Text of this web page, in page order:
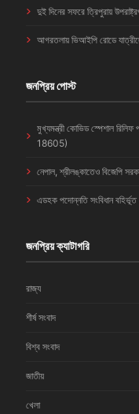
দুই দিনের সফরে ত্রিপুরায়
আগরতলায় ভিআইপি রোডে
জনপ্রিয় পোস্ট
মুখ্যমন্ত্রী কোভিড স্পেশাল রিলিফ
18605)
নেপাল, শ্রীলঙ্কাতেও বিজেপি
এডহক পদোন্নতি সংবিধান
জনপ্রিয় ক্যাটাগরি
রাজ্য
শীর্ষ সংবাদ
বিশ্ব সংবাদ
জাতীয়
খেলা